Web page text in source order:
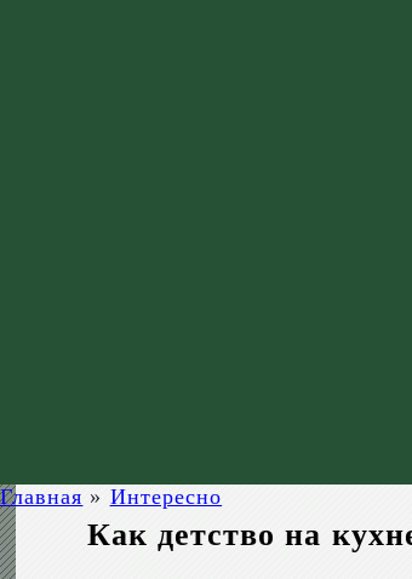
Главная » Интересно
Как детство на